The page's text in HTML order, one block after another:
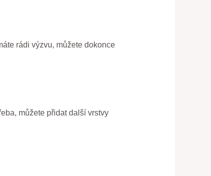
rádi výzvu, můžete dokonce
můžete přidat další vrstvy